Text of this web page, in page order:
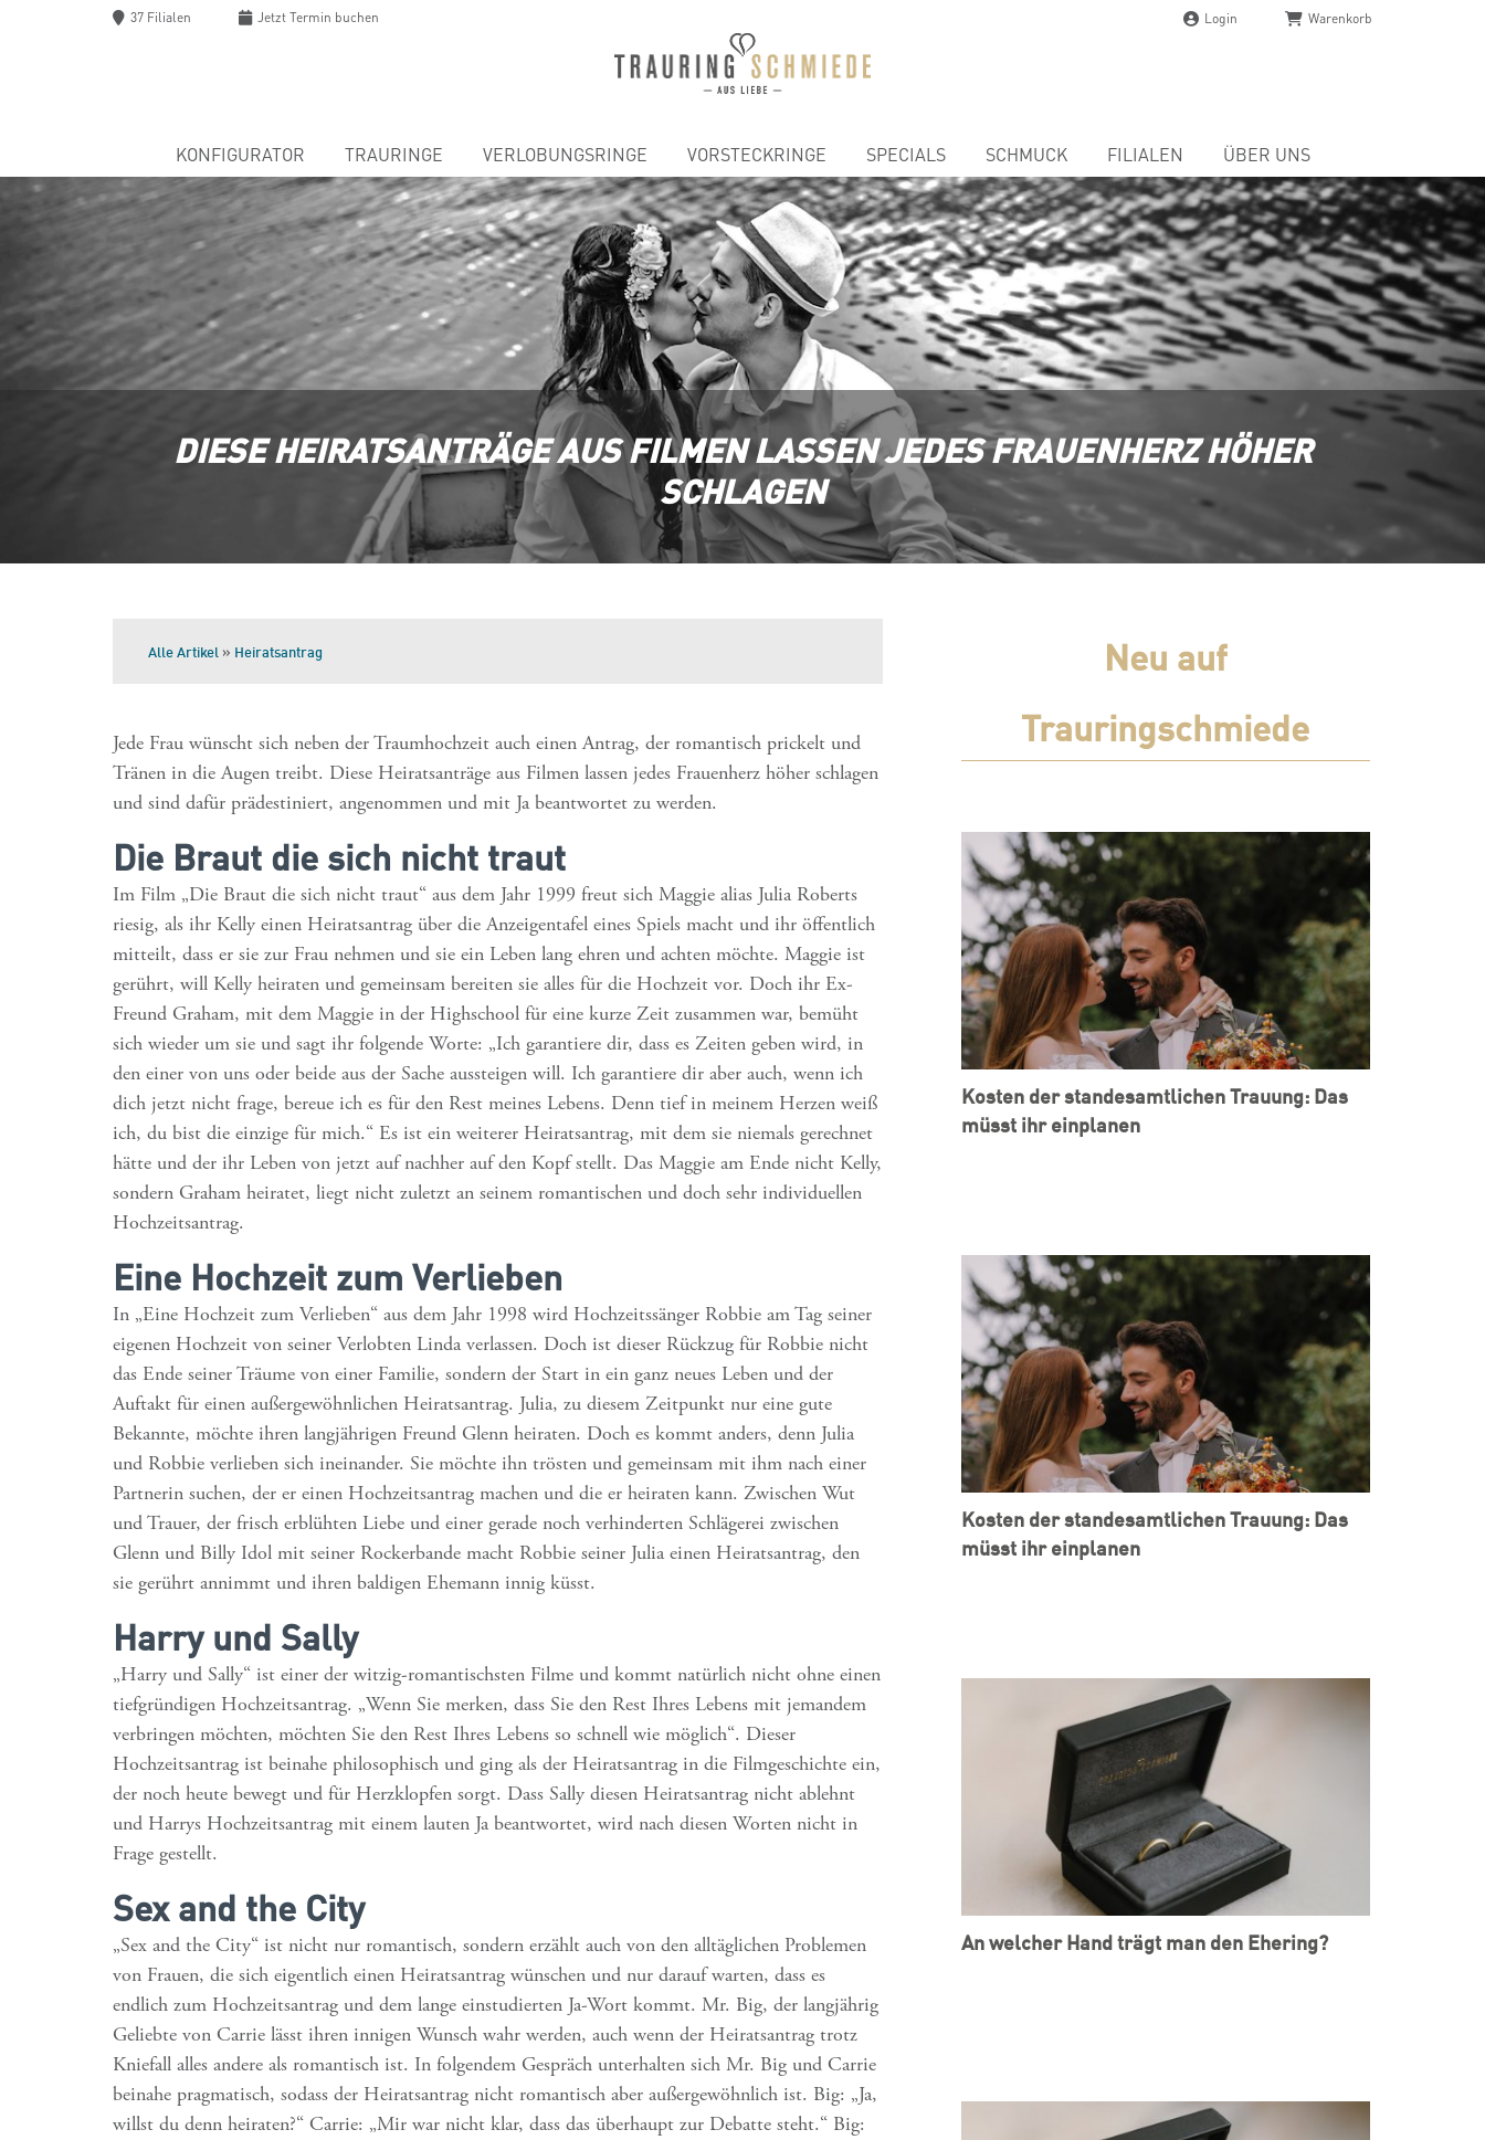
37 Filialen Jetzt Termin buchen Login Warenkorb
KONFIGURATOR TRAURINGE VERLOBUNGSRINGE VORSTECKRINGE SPECIALS SCHMUCK FILIALEN ÜBER UNS
DIESE HEIRATSANTRÄGE AUS FILMEN LASSEN JEDES FRAUENHERZ HÖHER
SCHLAGEN
Alle Artikel » Heiratsantrag
Jede Frau wünscht sich neben der Traumhochzeit auch einen Antrag, der romantisch prickelt und
Tränen in die Augen treibt. Diese Heiratsanträge aus Filmen lassen jedes Frauenherz höher schlagen
und sind dafür prädestiniert, angenommen und mit Ja beantwortet zu werden.
Die Braut die sich nicht traut
Im Film „Die Braut die sich nicht traut“ aus dem Jahr 1999 freut sich Maggie alias Julia Roberts
riesig, als ihr Kelly einen Heiratsantrag über die Anzeigentafel eines Spiels macht und ihr öffentlich
mitteilt, dass er sie zur Frau nehmen und sie ein Leben lang ehren und achten möchte. Maggie ist
gerührt, will Kelly heiraten und gemeinsam bereiten sie alles für die Hochzeit vor. Doch ihr Ex-
Freund Graham, mit dem Maggie in der Highschool für eine kurze Zeit zusammen war, bemüht
sich wieder um sie und sagt ihr folgende Worte: „Ich garantiere dir, dass es Zeiten geben wird, in
den einer von uns oder beide aus der Sache aussteigen will. Ich garantiere dir aber auch, wenn ich
dich jetzt nicht frage, bereue ich es für den Rest meines Lebens. Denn tief in meinem Herzen weiß
ich, du bist die einzige für mich.“ Es ist ein weiterer Heiratsantrag, mit dem sie niemals gerechnet
hätte und der ihr Leben von jetzt auf nachher auf den Kopf stellt. Das Maggie am Ende nicht Kelly,
sondern Graham heiratet, liegt nicht zuletzt an seinem romantischen und doch sehr individuellen
Hochzeitsantrag.
Eine Hochzeit zum Verlieben
In „Eine Hochzeit zum Verlieben“ aus dem Jahr 1998 wird Hochzeitssänger Robbie am Tag seiner
eigenen Hochzeit von seiner Verlobten Linda verlassen. Doch ist dieser Rückzug für Robbie nicht
das Ende seiner Träume von einer Familie, sondern der Start in ein ganz neues Leben und der
Auftakt für einen außergewöhnlichen Heiratsantrag. Julia, zu diesem Zeitpunkt nur eine gute
Bekannte, möchte ihren langjährigen Freund Glenn heiraten. Doch es kommt anders, denn Julia
und Robbie verlieben sich ineinander. Sie möchte ihn trösten und gemeinsam mit ihm nach einer
Partnerin suchen, der er einen Hochzeitsantrag machen und die er heiraten kann. Zwischen Wut
und Trauer, der frisch erblühten Liebe und einer gerade noch verhinderten Schlägerei zwischen
Glenn und Billy Idol mit seiner Rockerbande macht Robbie seiner Julia einen Heiratsantrag, den
sie gerührt annimmt und ihren baldigen Ehemann innig küsst.
Harry und Sally
„Harry und Sally“ ist einer der witzig-romantischsten Filme und kommt natürlich nicht ohne einen
tiefgründigen Hochzeitsantrag. „Wenn Sie merken, dass Sie den Rest Ihres Lebens mit jemandem
verbringen möchten, möchten Sie den Rest Ihres Lebens so schnell wie möglich“. Dieser
Hochzeitsantrag ist beinahe philosophisch und ging als der Heiratsantrag in die Filmgeschichte ein,
der noch heute bewegt und für Herzklopfen sorgt. Dass Sally diesen Heiratsantrag nicht ablehnt
und Harrys Hochzeitsantrag mit einem lauten Ja beantwortet, wird nach diesen Worten nicht in
Frage gestellt.
Sex and the City
„Sex and the City“ ist nicht nur romantisch, sondern erzählt auch von den alltäglichen Problemen
von Frauen, die sich eigentlich einen Heiratsantrag wünschen und nur darauf warten, dass es
endlich zum Hochzeitsantrag und dem lange einstudierten Ja-Wort kommt. Mr. Big, der langjährig
Geliebte von Carrie lässt ihren innigen Wunsch wahr werden, auch wenn der Heiratsantrag trotz
Kniefall alles andere als romantisch ist. In folgendem Gespräch unterhalten sich Mr. Big und Carrie
beinahe pragmatisch, sodass der Heiratsantrag nicht romantisch aber außergewöhnlich ist. Big: „Ja,
willst du denn heiraten?“ Carrie: „Mir war nicht klar, dass das überhaupt zur Debatte steht.“ Big:
Neu auf
Trauringschmiede
Kosten der standesamtlichen Trauung: Das
müsst ihr einplanen
Kosten der standesamtlichen Trauung: Das
müsst ihr einplanen
An welcher Hand trägt man den Ehering?